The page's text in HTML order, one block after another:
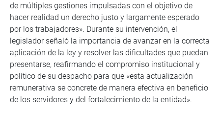
de múltiples gestiones impulsadas con el objetivo de
hacer realidad un derecho justo y largamente esperado
por los trabajadores». Durante su intervención, el
legislador señaló la importancia de avanzar en la correcta
aplicación de la ley y resolver las dificultades que puedan
presentarse, reafirmando el compromiso institucional y
político de su despacho para que «esta actualización
remunerativa se concrete de manera efectiva en beneficio
de los servidores y del fortalecimiento de la entidad».